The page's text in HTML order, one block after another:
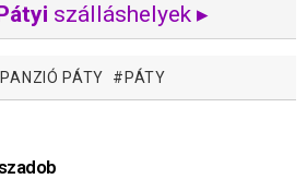
szálláshelyek ▸
PANZIÓ PÁTY PÁTY